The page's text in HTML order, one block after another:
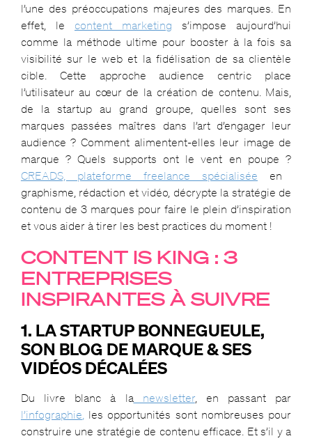
l’une des préoccupations majeures des marques. En
effet, le content marketing s’impose aujourd’hui
comme la méthode ultime pour booster à la fois sa
visibilité sur le web et la fidélisation de sa clientèle
cible. Cette approche audience centric place
l’utilisateur au cœur de la création de contenu. Mais,
de la startup au grand groupe, quelles sont ses
marques passées maîtres dans l’art d’engager leur
audience ? Comment alimentent-elles leur image de
marque ? Quels supports ont le vent en poupe ?
CREADS, plateforme freelance spécialisée en
graphisme, rédaction et vidéo, décrypte la stratégie de
contenu de 3 marques pour faire le plein d’inspiration
et vous aider à tirer les best practices du moment !
CONTENT IS KING : 3
ENTREPRISES
INSPIRANTES À SUIVRE
1. LA STARTUP BONNEGUEULE,
SON BLOG DE MARQUE & SES
VIDÉOS DÉCALÉES
Du livre blanc à lanewsletter, en passant par
l’infographie,les opportunités sont nombreuses pour
construire une stratégie de contenu efficace. Et s’il y a